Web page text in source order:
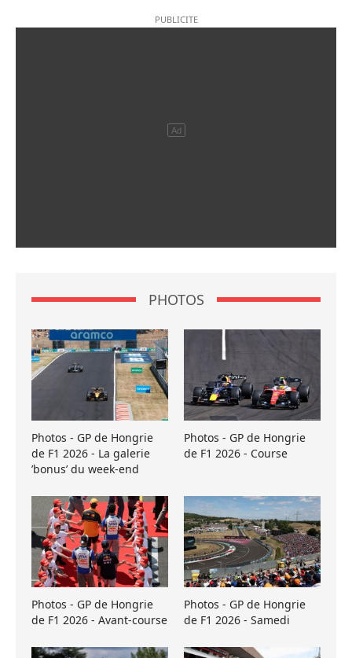
PHOTOS
Photos - GP de Hongrie
de F1 2026 - La galerie
’bonus’ du week-end
Photos - GP de Hongrie
de F1 2026 - Course
Photos - GP de Hongrie
de F1 2026 - Avant-course
Photos - GP de Hongrie
de F1 2026 - Samedi